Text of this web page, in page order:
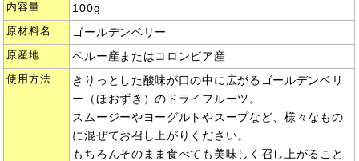
内容量 100g
原材料名 ゴールデンベリー
原産地 ペルー産またはコロンビア産
使用方法
きりっとした酸味が口の中に広がるゴールデンベリ
ー（ほおずき）のドライフルーツ。
スムージーやヨーグルトやスープなど、様々なもの
に混ぜてお召し上がりください。
もちろんそのまま食べても美味しく召し上がること